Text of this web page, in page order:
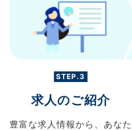
STEP.3
求人のご紹介
豊富な求人情報から、 あなた